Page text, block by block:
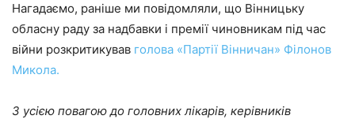
Нагадаємо, раніше ми повідомляли, що Вінницьку
обласну раду за надбавки і премії чиновникам під час
війни розкритикував голова «Партії Вінничан» Філонов
Микола.
З усією повагою до головних лікарів, керівників